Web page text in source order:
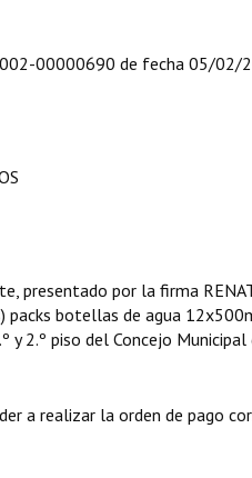
00000690 de fecha 05/02/
presentado por la firma
packs botellas de agua
y 2.º piso del Concejo
a realizar la orden de pago